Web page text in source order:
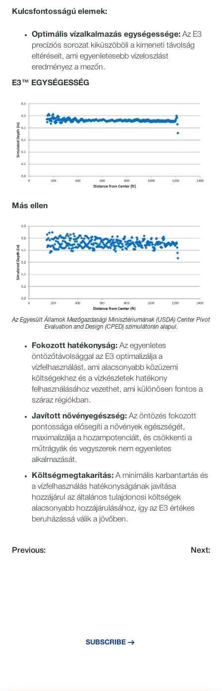
Kulcsfontosságú elemek:
Optimális vízalkalmazás egységessége: Az E3
precíziós sorozat kiküszöböli a kimeneti távolság
eltéréseit, ami egyenletesebb vízeloszlást
eredményez a mezőn.
E3™ EGYSÉGESSÉG
Más ellen
Az Egyesült Államok Mezőgazdasági Minisztériumának (USDA) Center Pivot
Evaluation and Design (CPED) szimulátorán alapul.
Fokozott hatékonyság: Az egyenletes
öntözőtávolsággal az E3 optimalizálja a
vízfelhasználást, ami alacsonyabb közüzemi
költségekhez és a vízkészletek hatékony
felhasználásához vezethet, ami különösen fontos a
száraz régiókban.
Javított növényegészség: Az öntözés fokozott
pontossága elősegíti a növények egészségét,
maximalizálja a hozampotenciált, és csökkenti a
műtrágyák és vegyszerek nem egyenletes
alkalmazását.
Költségmegtakarítás: A minimális karbantartás és
a vízfelhasználás hatékonyságának javítása
hozzájárul az általános tulajdonosi költségek
alacsonyabb hozzájárulásához, így az E3 értékes
beruházássá válik a jövőben.
Previous: Next:
SUBSCRIBE